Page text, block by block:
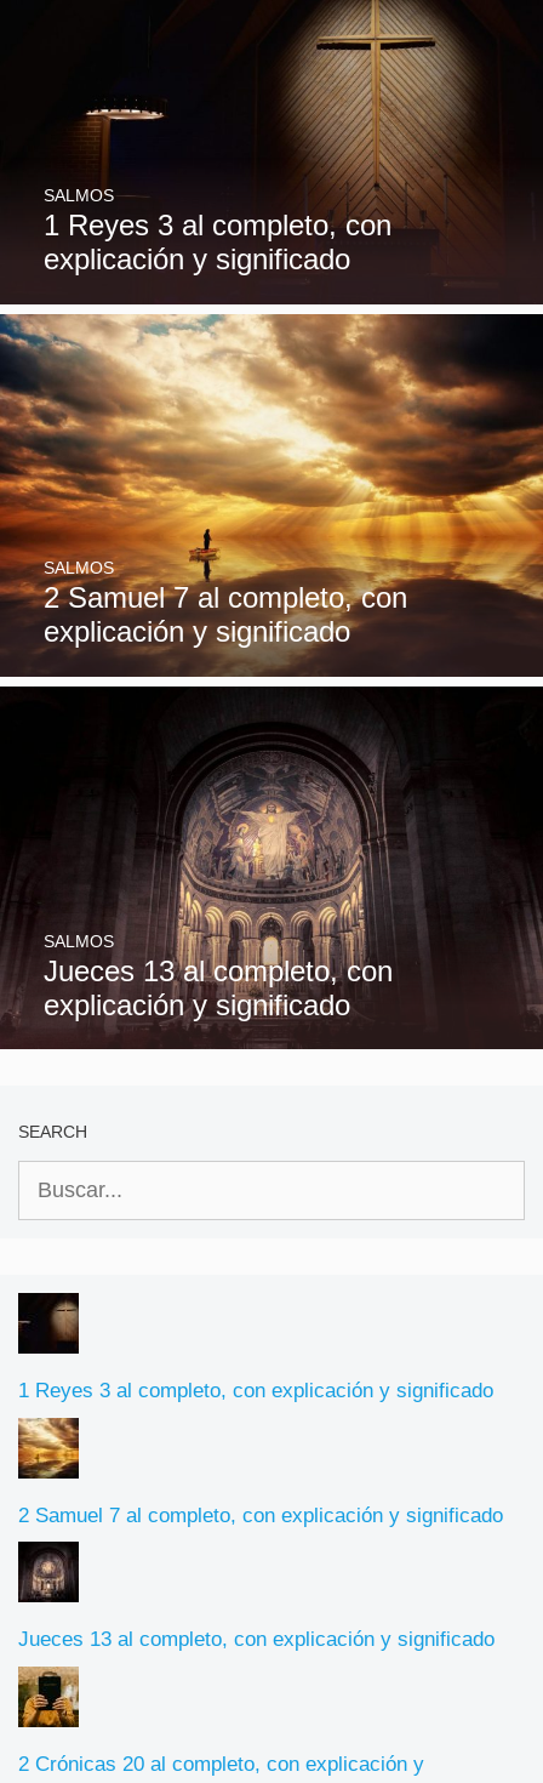
1 Reyes 3 al completo, con
explicación y significado
SALMOS
2 Samuel 7 al completo, con
explicación y significado
SALMOS
Jueces 13 al completo, con
explicación y significado
SALMOS
SEARCH
1 Reyes 3 al completo, con explicación y significado
2 Samuel 7 al completo, con explicación y significado
Jueces 13 al completo, con explicación y significado
2 Crónicas 20 al completo, con explicación y